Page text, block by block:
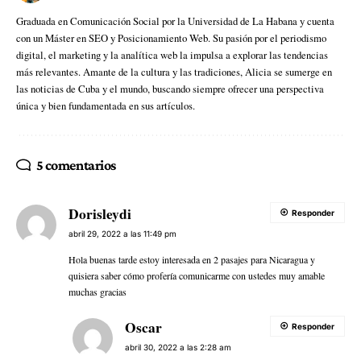
Graduada en Comunicación Social por la Universidad de La Habana y cuenta
con un Máster en SEO y Posicionamiento Web. Su pasión por el periodismo
digital, el marketing y la analítica web la impulsa a explorar las tendencias
más relevantes. Amante de la cultura y las tradiciones, Alicia se sumerge en
las noticias de Cuba y el mundo, buscando siempre ofrecer una perspectiva
única y bien fundamentada en sus artículos.
5 comentarios
Dorisleydi
abril 29, 2022 a las 11:49 pm
Hola buenas tarde estoy interesada en 2 pasajes para Nicaragua y
quisiera saber cómo profería comunicarme con ustedes muy amable
muchas gracias
Responder
Oscar
abril 30, 2022 a las 2:28 am
Responder